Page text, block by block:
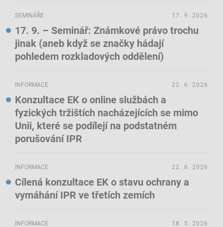
SEMINÁŘE
17. 9. – Seminář: Známkové právo trochu
jinak (aneb když se značky hádají
pohledem rozkladových oddělení)
17. 9. 2026
INFORMACE
Konzultace EK o online službách a
fyzických tržištích nacházejících se mimo
Unii, které se podílejí na podstatném
porušování IPR
22. 6. 2026
INFORMACE
Cílená konzultace EK o stavu ochrany a
vymáhání IPR ve třetích zemích
22. 6. 2026
INFORMACE 18. 5. 2026